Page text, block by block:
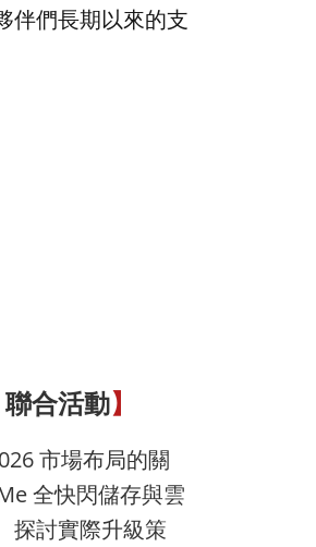
伴們長期以來的支
合活動】
市場布局的關
全快閃儲存與雲
探討實際升級策